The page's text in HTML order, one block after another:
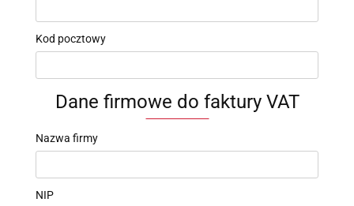
Kod pocztowy
Dane firmowe do faktury VAT
Nazwa firmy
NIP